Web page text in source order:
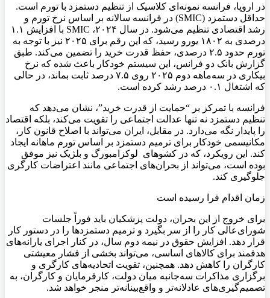
در اروپا، فرانسه نمونه‌ای کلاسیک از تنظیم دستمزد با تورم است.
حداقل دستمزد (SMIC) در فرانسه سالانه بر اساس نرخ تورم و
رشد اقتصادی تنظیم می‌شود. در سال ۲۰۲۴، SMIC با افزایش ۱.۱
درصدی به ۱۸۰۲ یورو رسید، که این رقم برای ۲۰۲۵ نیز با توجه به
تورم حدود ۲.۵ درصدی، حفظ قدرت خرید را تضمین می‌کند. طبق
گزارش بانک دو فرانس، این سیستم خودکار باعث شده که نرخ
بیکاری در سه‌ماهه دوم ۲۰۲۵ روی ۷.۵ درصد ثابت بماند، در حالی
که اشتغال ۰.۱ درصد رشد کرده است.
فرانسه با تمرکز بر “حمایت از قدرت خرید”، نشان می‌دهد که
تنظیم دستمزد نه تنها عدالت اجتماعی را تقویت می‌کند، بلکه اقتصاد
را پایدار نگه می‌دارد. در مقابل، ایران می‌تواند با اصلاح قانون کار،
مکانیسمی خودکار برای ترمیم دستمزد بر اساس تورم ماهانه ایجاد
کند. این رویکرد، که در کشوهای لوکزامبورگ و بلژیک نیز موفق
بوده است، می‌تواند از بحران‌های اجتماعی مانند اعتراضات کارگری
جلوگیری کند.
زمان اقدام فرا رسیده است
برای خروج از این بحران، دولت پزشکیان باید فوراً جلسات
شورای‌عالی کار را از سر بگیرد و ترمیم دستمزدها را در دستور کار
قرار دهد. افزایش حقوق در نیمه دوم سال، در کنار اجرای یارانه‌های
هدفمند برای کالاهای اساسی، می‌تواند بخشی از فشار معیشتی
کارگران را کاهش دهد. همچنین، تقویت اتحادیه‌های کارگری و
برگزاری مذاکرات سه‌جانبه میان دولت، کارفرمایان و کارگران، به
تصمیم‌گیری‌های عادلانه‌تر و واقع‌بینانه‌تر منجر خواهد شد.